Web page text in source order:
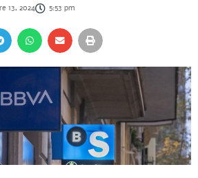
13, 2024 5:53 pm